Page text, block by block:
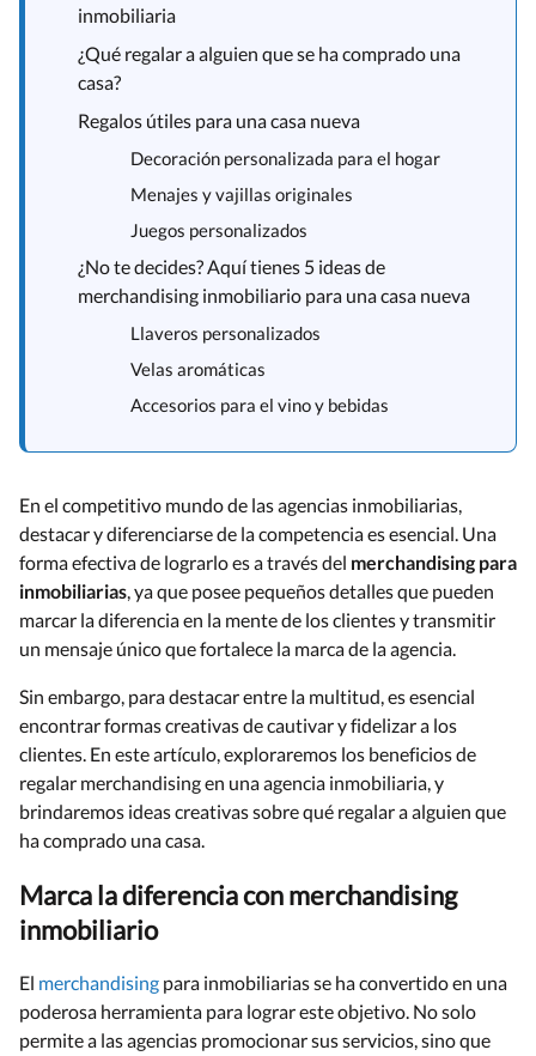
inmobiliaria
¿Qué regalar a alguien que se ha comprado una
casa?
Regalos útiles para una casa nueva
Decoración personalizada para el hogar
Menajes y vajillas originales
Juegos personalizados
¿No te decides? Aquí tienes 5 ideas de
merchandising inmobiliario para una casa nueva
Llaveros personalizados
Velas aromáticas
Accesorios para el vino y bebidas
En el competitivo mundo de las agencias inmobiliarias,
destacar y diferenciarse de la competencia es esencial. Una
forma efectiva de lograrlo es a través del merchandising para
inmobiliarias, ya que posee pequeños detalles que pueden
marcar la diferencia en la mente de los clientes y transmitir
un mensaje único que fortalece la marca de la agencia.
Sin embargo, para destacar entre la multitud, es esencial
encontrar formas creativas de cautivar y fidelizar a los
clientes. En este artículo, exploraremos los beneficios de
regalar merchandising en una agencia inmobiliaria, y
brindaremos ideas creativas sobre qué regalar a alguien que
ha comprado una casa.
Marca la diferencia con merchandising
inmobiliario
El merchandising para inmobiliarias se ha convertido en una
poderosa herramienta para lograr este objetivo. No solo
permite a las agencias promocionar sus servicios, sino que